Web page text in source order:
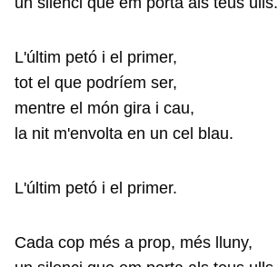
L'últim petó i el primer,
tot el que podríem ser,
mentre el món gira i cau,
la nit m'envolta en un cel blau.
L'últim petó i el primer.
Cada cop més a prop, més lluny,